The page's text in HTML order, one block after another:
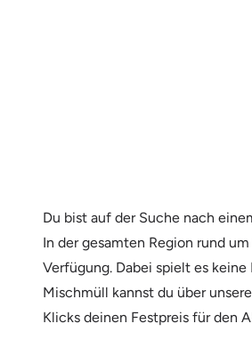
Du bist auf der Suche nach
In der gesamten Region rund
Verfügung. Dabei spielt es
Mischmüll kannst du über
Klicks deinen Festpreis für den